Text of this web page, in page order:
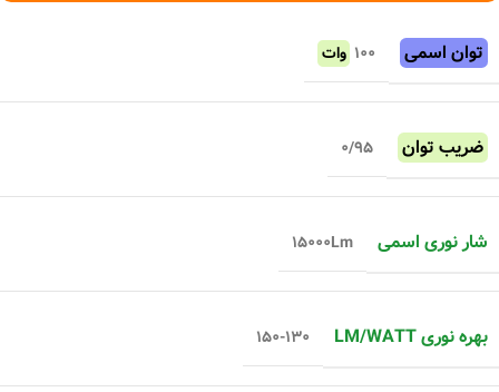
توان اسمی ۱۰۰ وات
ضریب توان ۰/۹۵
شار نوری اسمی ۱۵۰۰۰Lm
بهره نوری LM/WATT ۱۵۰-۱۳۰